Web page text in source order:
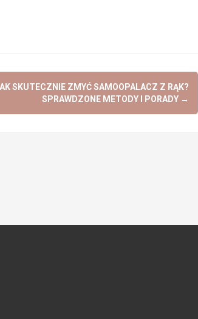
SKUTECZNIE ZMYĆ SAMOOPALACZ Z RĄK?
SPRAWDZONE METODY I PORADY →